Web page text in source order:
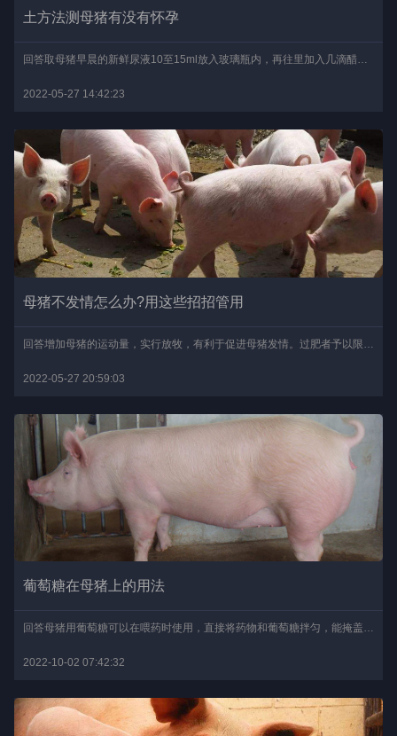
土方法测母猪有没有怀孕
回答取母猪早晨的新鲜尿液10至15ml放入玻璃瓶内，再往里加入几滴醋或者少许碘酒，将其加温。当尿液沸腾时，如果尿液呈红色则说明母猪怀孕了，如果尿液呈浅黄色或褐绿色且冷..
2022-05-27 14:42:23
母猪不发情怎么办?用这些招招管用
2022-05-27 20:59:03
葡萄糖在母猪上的用法
回答母猪用葡萄糖可以在喂药时使用，直接将药物和葡萄糖拌匀，能掩盖药物苦味，维持母猪的采食量；对出现低温的母猪，也可以灌服或者静脉注射葡萄糖，能使母猪恢复体温；母..
2022-10-02 07:42:32